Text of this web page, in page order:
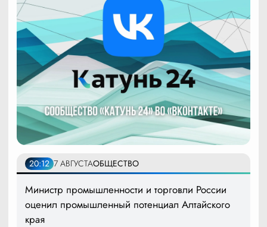
20:12 7 АВГУСТАОБЩЕСТВО
Министр промышленности и торговли России
оценил промышленный потенциал Алтайского
края